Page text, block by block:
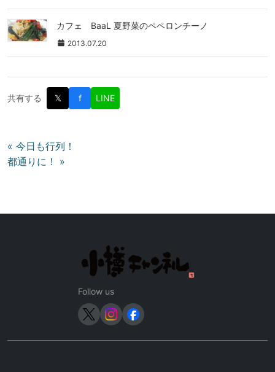
カフェ BaaL 夏野菜のペペロンチーノ
2013.07.20
共有する 𝕏 f LINE
投
稿
« 今日も行列！
都通りに！ »
Follow us